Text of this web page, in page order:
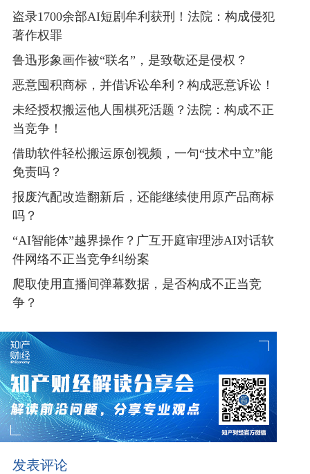
盗录1700余部AI短剧牟利获刑！法院：构成侵犯
著作权罪
鲁迅形象画作被“联名”，是致敬还是侵权？
恶意囤积商标，并借诉讼牟利？构成恶意诉讼！
未经授权搬运他人围棋死活题？法院：构成不正
当竞争！
借助软件轻松搬运原创视频，一句“技术中立”能
免责吗？
报废汽配改造翻新后，还能继续使用原产品商标
吗？
“AI智能体”越界操作？广互开庭审理涉AI对话软
件网络不正当竞争纠纷案
爬取使用直播间弹幕数据，是否构成不正当竞
争？
发表评论